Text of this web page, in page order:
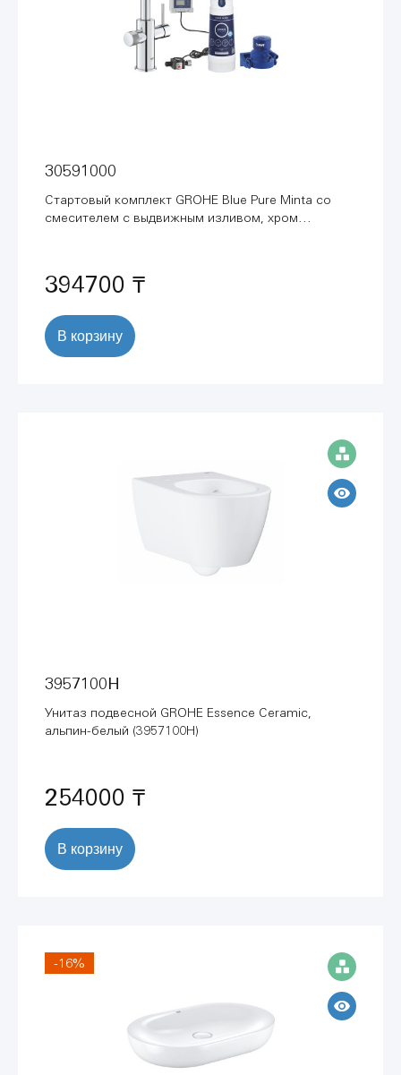
30591000
Стартовый комплект GROHE Blue Pure Minta со
смесителем с выдвижным изливом, хром
394700 ₸
В корзину
3957100H
Унитаз подвесной GROHE Essence Ceramic,
альпин-белый (3957100H)
254000 ₸
В корзину
-16%